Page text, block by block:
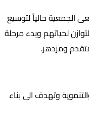
الجمعية حالياً لتوسيع
لحياتهم وبدء مرحلة
ومزدهر.
وتهدف الى بناء